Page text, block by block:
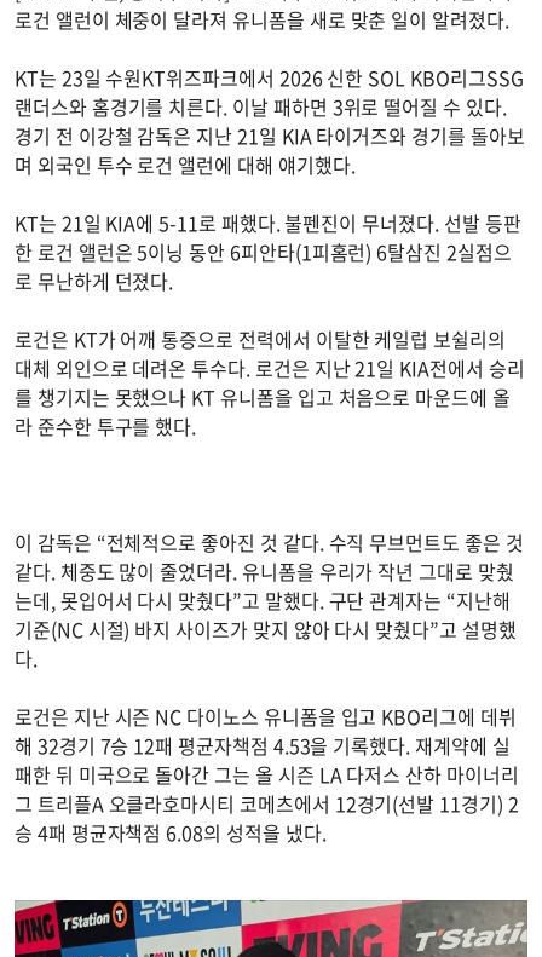
로건 앨런이 체중이 달라져 유니폼을 새로 맞춘 일이 알려졌다.
KT는 23일 수원KT위즈파크에서 2026 신한 SOL KBO리그SSG
랜더스와 홈경기를 치른다. 이날 패하면 3위로 떨어질 수 있다.
경기 전 이강철 감독은 지난 21일 KIA 타이거즈와 경기를 돌아보
며 외국인 투수 로건 앨런에 대해 얘기했다.
KT는 21일 KIA에 5-11로 패했다. 불펜진이 무너졌다. 선발 등판
한 로건 앨런은 5이닝 동안 6피안타(1피홈런) 6탈삼진 2실점으
로 무난하게 던졌다.
로건은 KT가 어깨 통증으로 전력에서 이탈한 케일럽 보쉴리의
대체 외인으로 데려온 투수다. 로건은 지난 21일 KIA전에서 승리
를 챙기지는 못했으나 KT 유니폼을 입고 처음으로 마운드에 올
라 준수한 투구를 했다.
이 감독은 “전체적으로 좋아진 것 같다. 수직 무브먼트도 좋은 것
같다. 체중도 많이 줄었더라. 유니폼을 우리가 작년 그대로 맞췄
는데, 못입어서 다시 맞췄다”고 말했다. 구단 관계자는 “지난해
기준(NC 시절) 바지 사이즈가 맞지 않아 다시 맞췄다”고 설명했
다.
로건은 지난 시즌 NC 다이노스 유니폼을 입고 KBO리그에 데뷔
해 32경기 7승 12패 평균자책점 4.53을 기록했다. 재계약에 실
패한 뒤 미국으로 돌아간 그는 올 시즌 LA 다저스 산하 마이너리
그 트리플A 오클라호마시티 코메츠에서 12경기(선발 11경기) 2
승 4패 평균자책점 6.08의 성적을 냈다.